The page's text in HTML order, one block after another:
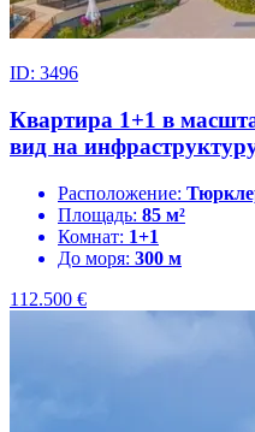
ID: 3496
Квартира 1+1 в
вид на
Расположение:
Площадь: 85 м²
Комнат: 1+1
До моря: 300 м
112.500 €